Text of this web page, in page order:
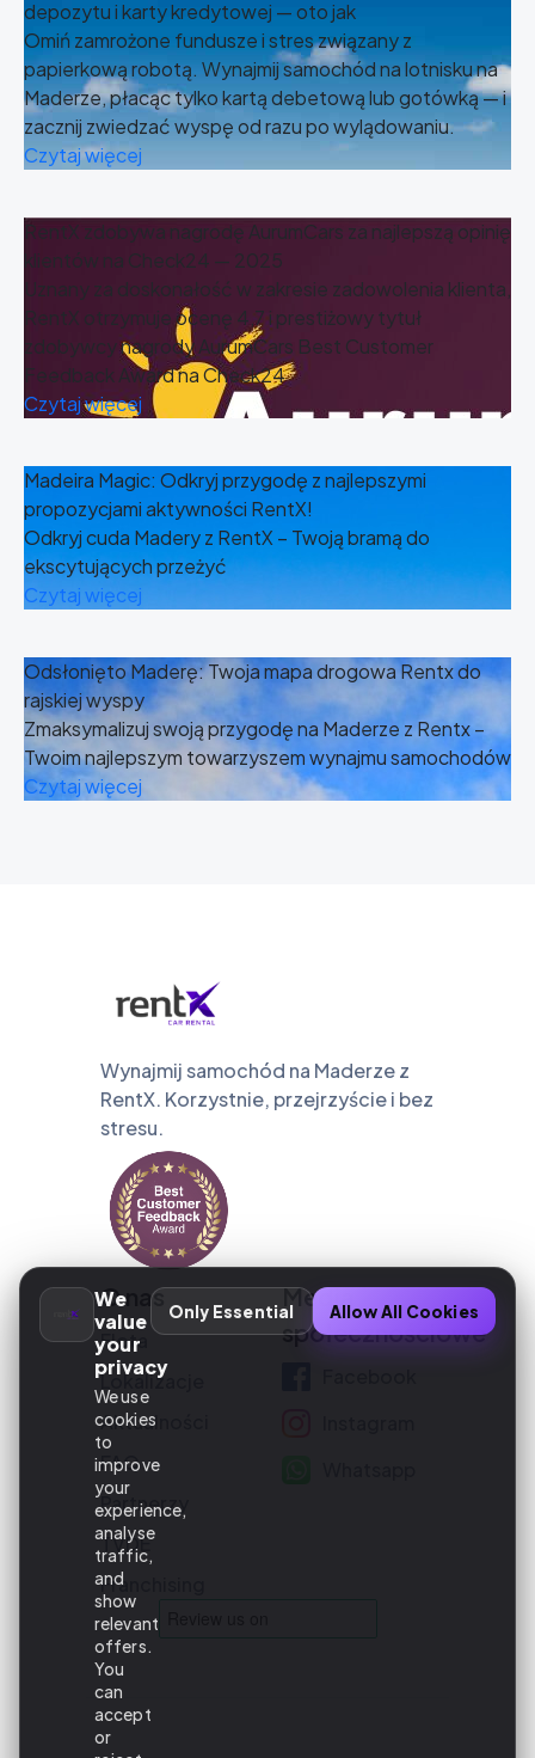
We
value
your
privacy
We use
cookies
to
improve
your
experience,
analyse
traffic,
and
show
relevant
offers.
You
can
accept
or
Only Essential Allow All Cookies
depozytu i karty kredytowej — oto jak
Omiń zamrożone fundusze i stres związany z
papierkową robotą. Wynajmij samochód na lotnisku na
Maderze, płacąc tylko kartą debetową lub gotówką — i
zacznij zwiedzać wyspę od razu po wylądowaniu.
Czytaj więcej
RentX zdobywa nagrodę AurumCars za najlepszą opinię
klientów na Check24 — 2025
Uznany za doskonałość w zakresie zadowolenia klienta,
RentX otrzymuje ocenę 4,7 i prestiżowy tytuł
zdobywcy nagrody AurumCars Best Customer
Feedback Award na Check24
Czytaj więcej
Madeira Magic: Odkryj przygodę z najlepszymi
propozycjami aktywności RentX!
Odkryj cuda Madery z RentX – Twoją bramą do
ekscytujących przeżyć
Czytaj więcej
Odsłonięto Maderę: Twoja mapa drogowa Rentx do
rajskiej wyspy
Zmaksymalizuj swoją przygodę na Maderze z Rentx –
Twoim najlepszym towarzyszem wynajmu samochodów
Czytaj więcej
Wynajmij samochód na Maderze z
RentX. Korzystnie, przejrzyście i bez
stresu.
O nas
Flota
Lokalizacje
Aktualności
FAQ
Partnerzy
TVDE
Franchising
Media
społecznościowe